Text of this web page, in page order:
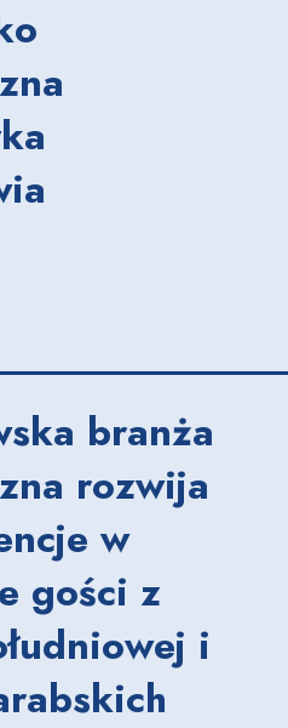
branża
rozwija
w
gości z
i